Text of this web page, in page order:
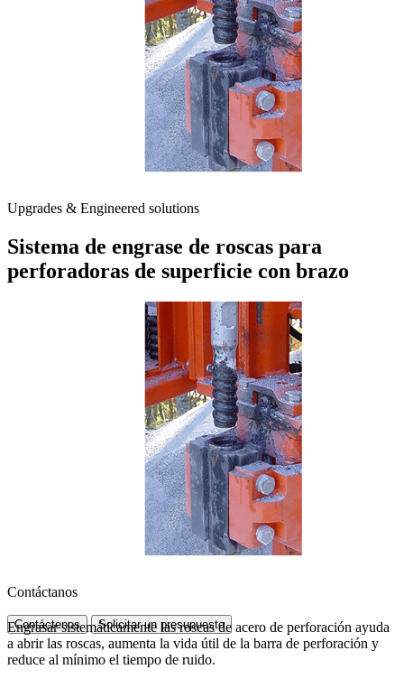
Upgrades & Engineered solutions
Sistema de engrase de roscas para
perforadoras de superficie con brazo
Contáctanos
Contáctenos Solicitar un presupuesto
Engrasar sistemáticamente las roscas de acero de perforación ayuda
a abrir las roscas, aumenta la vida útil de la barra de perforación y
reduce al mínimo el tiempo de ruido.